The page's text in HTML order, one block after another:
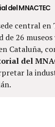
del MNACTEC
central en
de 26 museos
Cataluña,
del
la